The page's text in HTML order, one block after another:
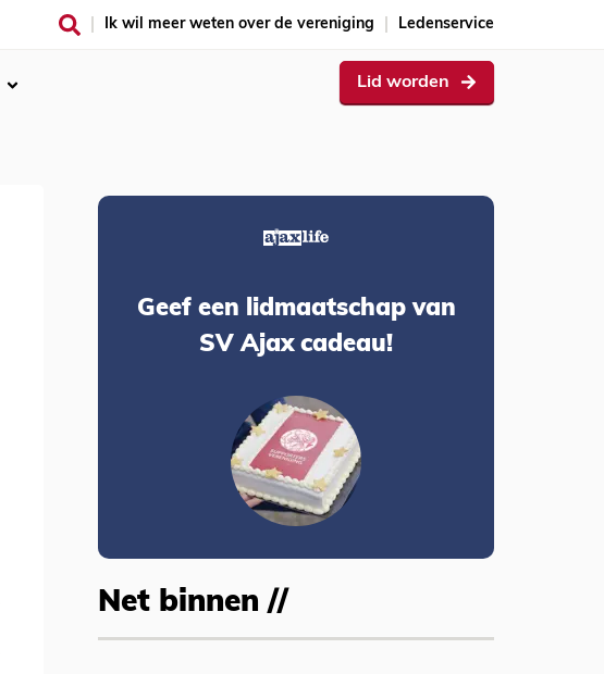
Ik wil meer weten over de vereniging Ledenservice
Lid worden
Geef een lidmaatschap van
SV Ajax cadeau!
Net binnen //